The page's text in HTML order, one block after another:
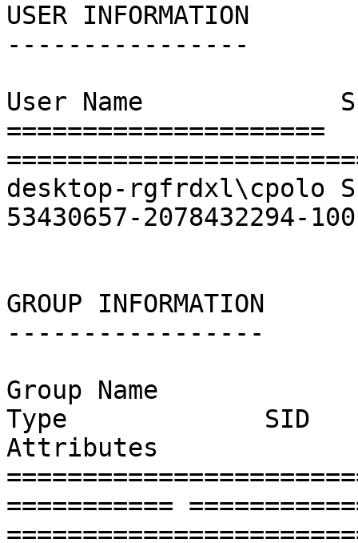
USER INFORMATION
----------------
User Name
=====================
desktop-rgfrdxl\cpolo
53430657-2078432294-
GROUP INFORMATION
-----------------
Group Name
Type             SID
Attributes
===========